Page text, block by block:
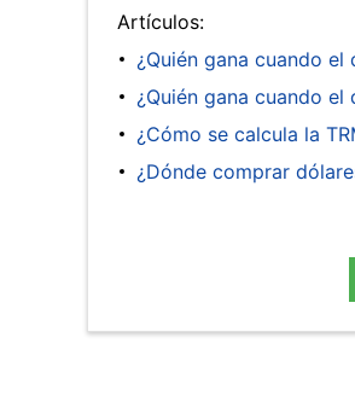
Artículos:
¿Quién gana cuando el
¿Quién gana cuando el
¿Cómo se calcula la
¿Dónde comprar